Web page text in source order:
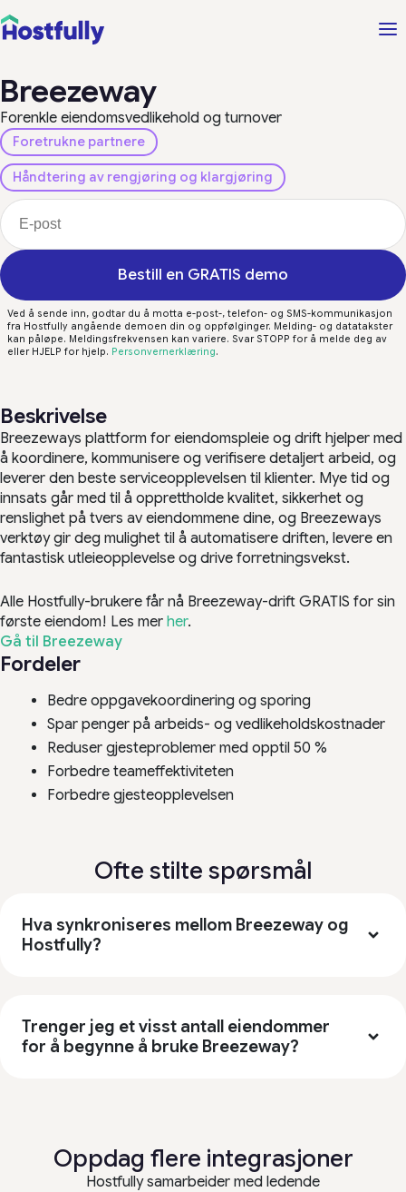
Breezeway
Forenkle eiendomsvedlikehold og turnover
Foretrukne partnere
Håndtering av rengjøring og klargjøring
Bestill en GRATIS demo
Ved å sende inn, godtar du å motta e-post-, telefon- og SMS-kommunikasjon
fra Hostfully angående demoen din og oppfølginger. Melding- og datatakster
kan påløpe. Meldingsfrekvensen kan variere. Svar STOPP for å melde deg av
eller HJELP for hjelp. Personvernerklæring.
Beskrivelse
Breezeways plattform for eiendomspleie og drift hjelper med
å koordinere, kommunisere og verifisere detaljert arbeid, og
leverer den beste serviceopplevelsen til klienter. Mye tid og
innsats går med til å opprettholde kvalitet, sikkerhet og
renslighet på tvers av eiendommene dine, og Breezeways
verktøy gir deg mulighet til å automatisere driften, levere en
fantastisk utleieopplevelse og drive forretningsvekst.
Alle Hostfully-brukere får nå Breezeway-drift GRATIS for sin
første eiendom! Les mer her.
Gå til Breezeway
Fordeler
Bedre oppgavekoordinering og sporing
Spar penger på arbeids- og vedlikeholdskostnader
Reduser gjesteproblemer med opptil 50 %
Forbedre teameffektiviteten
Forbedre gjesteopplevelsen
Ofte stilte spørsmål
Hva synkroniseres mellom Breezeway og
Hostfully?
Trenger jeg et visst antall eiendommer
for å begynne å bruke Breezeway?
Oppdag flere integrasjoner
Hostfully samarbeider med ledende